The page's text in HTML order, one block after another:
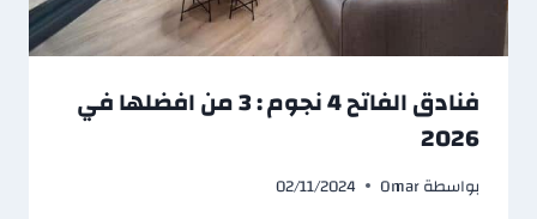
فنادق الفاتح 4 نجوم : 3 من افضلها في
2026
بواسطةOmar
02/11/2024